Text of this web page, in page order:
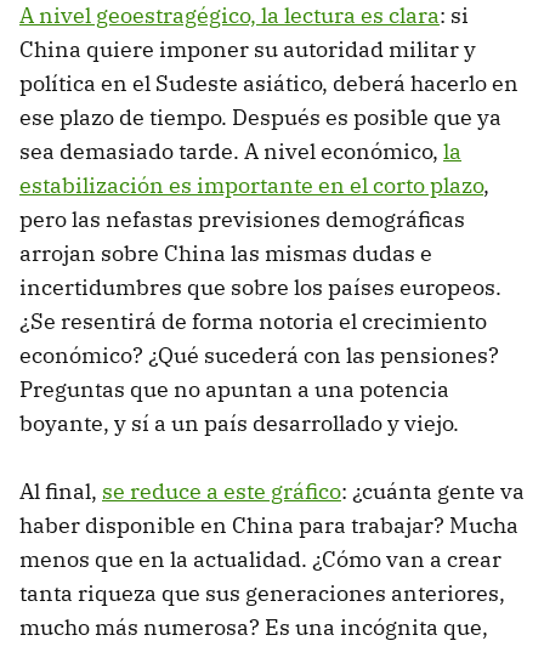
A nivel geoestragégico, la lectura es clara: si
China quiere imponer su autoridad militar y
política en el Sudeste asiático, deberá hacerlo en
ese plazo de tiempo. Después es posible que ya
sea demasiado tarde. A nivel económico, la
estabilización es importante en el corto plazo,
pero las nefastas previsiones demográficas
arrojan sobre China las mismas dudas e
incertidumbres que sobre los países europeos.
¿Se resentirá de forma notoria el crecimiento
económico? ¿Qué sucederá con las pensiones?
Preguntas que no apuntan a una potencia
boyante, y sí a un país desarrollado y viejo.
Al final, se reduce a este gráfico: ¿cuánta gente va
haber disponible en China para trabajar? Mucha
menos que en la actualidad. ¿Cómo van a crear
tanta riqueza que sus generaciones anteriores,
mucho más numerosa? Es una incógnita que,